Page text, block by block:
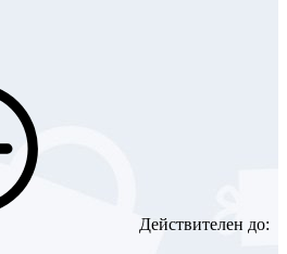
Действителен до: